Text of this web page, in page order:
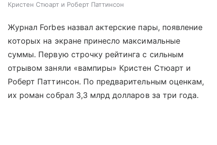
Кристен Стюарт и Роберт Паттинсон
Журнал Forbes назвал актерские пары, появление
которых на экране принесло максимальные
суммы. Первую строчку рейтинга с сильным
отрывом заняли «вампиры» Кристен Стюарт и
Роберт Паттинсон. По предварительным оценкам,
их роман собрал 3,3 млрд долларов за три года.